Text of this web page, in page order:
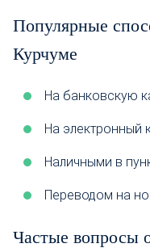
Популярные
Курчуме
На банковскую
На электронный
Наличными в
Переводом на
Частые вопросы